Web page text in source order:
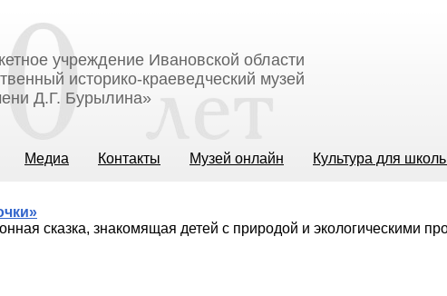
учреждение Ивановской области
историко-краеведческий музей
Д.Г. Бурылина»
Медиа Контакты Музей онлайн Культура для
сказка, знакомящая детей с природой и экологическими